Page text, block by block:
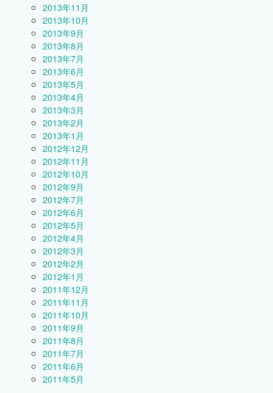
2013年11月
2013年10月
2013年9月
2013年8月
2013年7月
2013年6月
2013年5月
2013年4月
2013年3月
2013年2月
2013年1月
2012年12月
2012年11月
2012年10月
2012年9月
2012年7月
2012年6月
2012年5月
2012年4月
2012年3月
2012年2月
2012年1月
2011年12月
2011年11月
2011年10月
2011年9月
2011年8月
2011年7月
2011年6月
2011年5月